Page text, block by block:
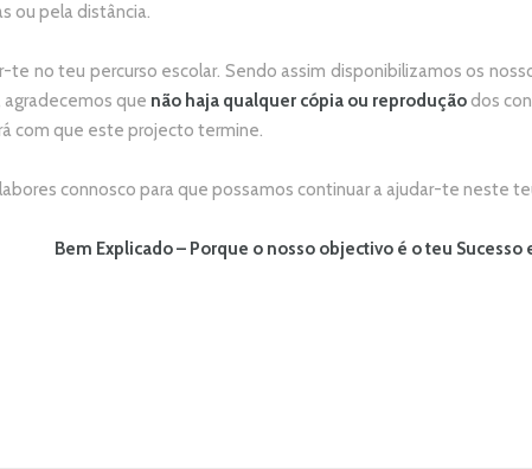
ou pela distância.
te no teu percurso escolar. Sendo assim disponibilizamos os
agradecemos que não haja qualquer cópia ou reprodução dos
com que este projecto termine.
connosco para que possamos continuar a ajudar-te neste
Bem Explicado – Porque o nosso objectivo é o teu Sucesso